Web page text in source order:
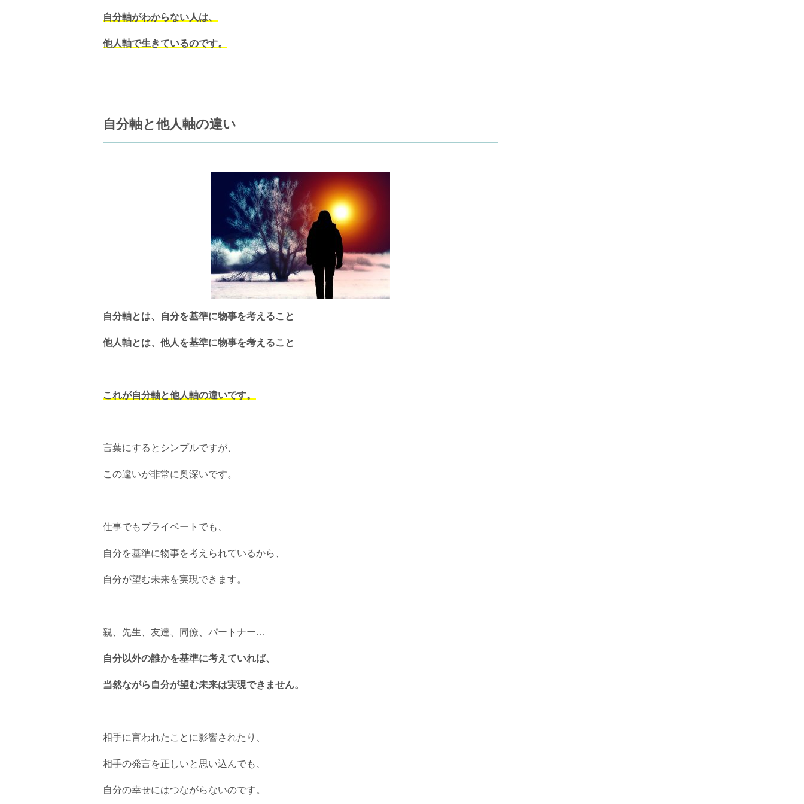
自分軸がわからない人は、
他人軸で生きているのです。
自分軸と他人軸の違い
自分軸とは、自分を基準に物事を考えること
他人軸とは、他人を基準に物事を考えること
これが自分軸と他人軸の違いです。
言葉にするとシンプルですが、
この違いが非常に奥深いです。
仕事でもプライベートでも、
自分を基準に物事を考えられているから、
自分が望む未来を実現できます。
親、先生、友達、同僚、パートナー…
自分以外の誰かを基準に考えていれば、
当然ながら自分が望む未来は実現できません。
相手に言われたことに影響されたり、
相手の発言を正しいと思い込んでも、
自分の幸せにはつながらないのです。